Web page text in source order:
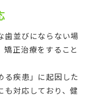
歯並びにならない場
正治療をすること
る疾患」に起因した
も対応しており、健